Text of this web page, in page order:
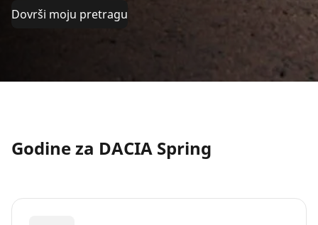
Dovrši moju pretragu
Godine za DACIA Spring